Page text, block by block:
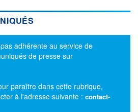
adhérente au service de
de presse sur
paraître dans cette rubrique,
à l'adresse suivante : contact-